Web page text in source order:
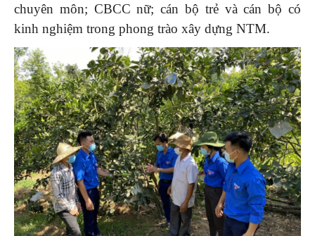
chuyên môn; CBCC nữ; cán bộ trẻ và cán bộ có
kinh nghiệm trong phong trào xây dựng NTM.